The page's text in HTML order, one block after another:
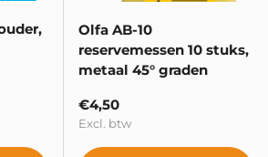
Olfa AB-10
reservemessen 10 stuks,
metaal 45° graden
Reguliere prijs
€4,50
Excl. btw